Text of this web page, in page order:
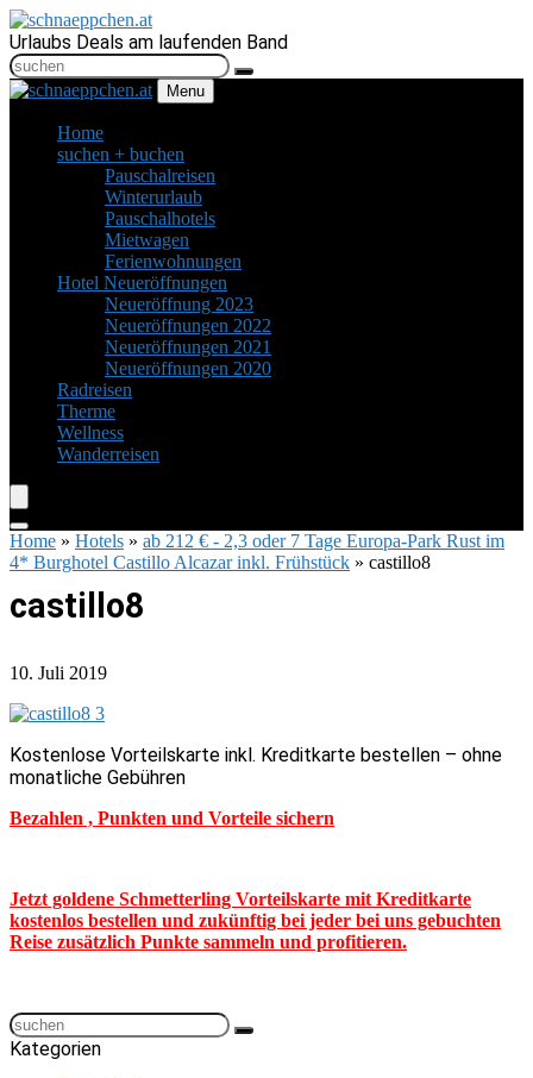
Urlaubs Deals am laufenden Band
Menu
Home
suchen + buchen
Pauschalreisen
Winterurlaub
Pauschalhotels
Mietwagen
Ferienwohnungen
Hotel Neueröffnungen
Neueröffnung 2023
Neueröffnungen 2022
Neueröffnungen 2021
Neueröffnungen 2020
Radreisen
Therme
Wellness
Wanderreisen
Home » Hotels » ab 212 € - 2,3 oder 7 Tage Europa-Park Rust im
4* Burghotel Castillo Alcazar inkl. Frühstück » castillo8
castillo8
10. Juli 2019
Kostenlose Vorteilskarte inkl. Kreditkarte bestellen – ohne
monatliche Gebühren
Bezahlen , Punkten und Vorteile sichern
Jetzt goldene Schmetterling Vorteilskarte mit Kreditkarte
kostenlos bestellen und zukünftig bei jeder bei uns gebuchten
Reise zusätzlich Punkte sammeln und profitieren.
Kategorien